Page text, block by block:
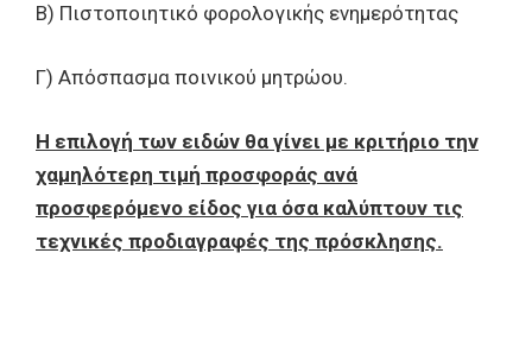
Β) Πιστοποιητικό φορολογικής ενημερότητας
Γ) Απόσπασμα ποινικού μητρώου.
Η επιλογή των ειδών θα γίνει με κριτήριο την
χαμηλότερη τιμή προσφοράς ανά
προσφερόμενο είδος για όσα καλύπτουν τις
τεχνικές προδιαγραφές της πρόσκλησης.